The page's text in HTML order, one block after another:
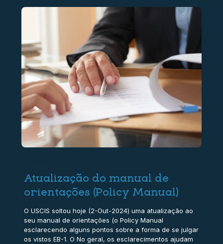
Atualização do manual de
orientações (Policy Manual)
O USCIS soltou hoje (2-Out-2024) uma atualização ao
seu manual de orientações (o Policy Manual
esclarecendo alguns pontos sobre a forma de se julgar
os vistos EB-1. O No geral, os esclarecimentos ajudam